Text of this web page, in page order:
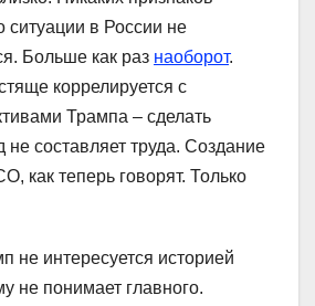
ситуации в России не
Больше как раз наоборот.
коррелируется с
Трампа – сделать
составляет труда. Создание
как теперь говорят. Только
не интересуется историей
не понимает главного.